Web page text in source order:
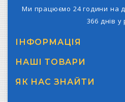
Ми працюємо 24 години на
366 днів у
ІНФОРМАЦІЯ
НАШІ ТОВАРИ
ЯК НАС ЗНАЙТИ